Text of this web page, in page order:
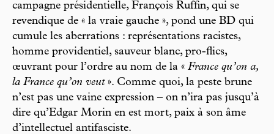
campagne présidentielle, François Ruffin, qui se
revendique de « la vraie gauche », pond une BD qui
cumule les aberrations : représentations racistes,
homme providentiel, sauveur blanc, pro-flics,
œuvrant pour l’ordre au nom de la « France qu’on a,
la France qu’on veut». Comme quoi, la peste brune
n’est pas une vaine expression – on n’ira pas jusqu’à
dire qu’Edgar Morin en est mort, paix à son âme
d’intellectuel antifasciste.